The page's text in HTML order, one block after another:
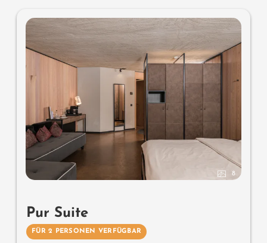
Designermöbel auf dem Balkon: 2 Sonnenliegen, ein
Beistelltischchen, ein Stuhl und ein Schaukelstuhl
Wissenswertes : Boxspringmatratze und Klimaanlage
8
Pur Suite
FÜR 2 PERSONEN VERFÜGBAR